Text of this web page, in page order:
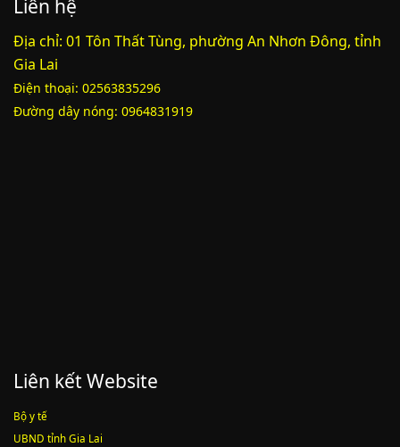
PL3-2164/UBND
Phụ lục 3 - Kèm theo quyết định số 2164
Lượt xem:2012 | lượt tải:1160
52/2019/QH14
Liên hệ
Địa chỉ: 01 Tôn Thất Tùng, phường An Nhơn Đông, tỉnh
Gia Lai
Điện thoại: 02563835296
Đường dây nóng: 0964831919
Liên kết Website
Bộ y tế
UBND tỉnh Gia Lai